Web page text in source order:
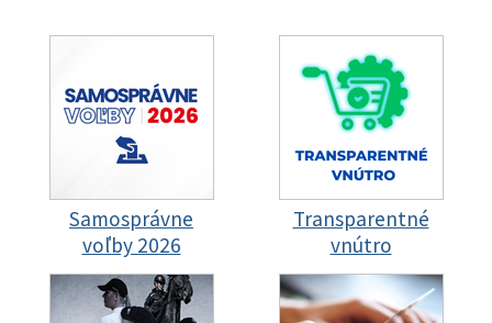
Samosprávne
voľby 2026
Transparentné
vnútro